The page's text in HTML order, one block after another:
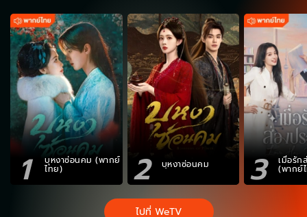
1 บุหงาซ่อนคม (พากย์
ไทย) 2 บุหงาซ่อนคม 3 เมื่อรัก
(พากย์
ไปที่ WeTV